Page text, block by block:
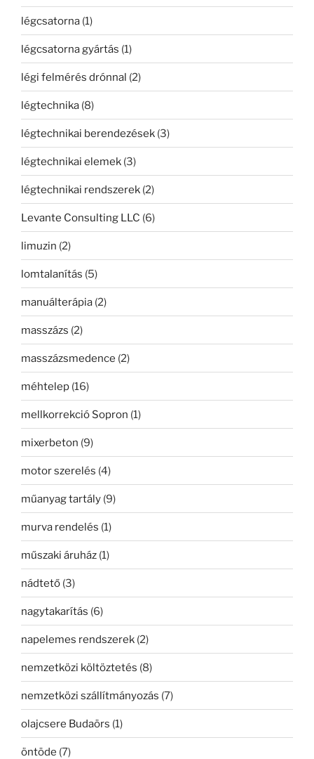
légcsatorna (1)
légcsatorna gyártás (1)
légi felmérés drónnal (2)
légtechnika (8)
légtechnikai berendezések (3)
légtechnikai elemek (3)
légtechnikai rendszerek (2)
Levante Consulting LLC (6)
limuzin (2)
lomtalanítás (5)
manuálterápia (2)
masszázs (2)
masszázsmedence (2)
méhtelep (16)
mellkorrekció Sopron (1)
mixerbeton (9)
motor szerelés (4)
műanyag tartály (9)
murva rendelés (1)
műszaki áruház (1)
nádtető (3)
nagytakarítás (6)
napelemes rendszerek (2)
nemzetközi költöztetés (8)
nemzetközi szállítmányozás (7)
olajcsere Budaörs (1)
öntöde (7)